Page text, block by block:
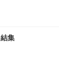
集